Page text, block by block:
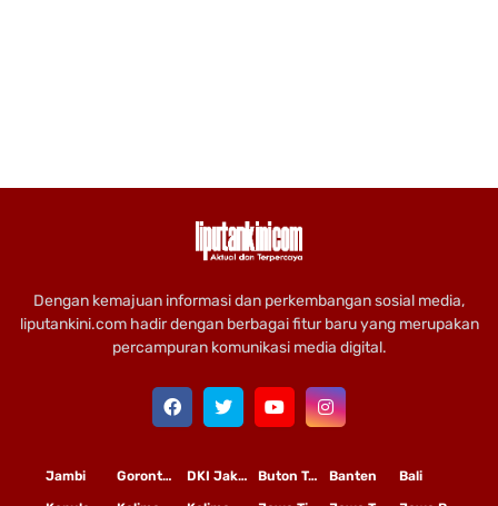
Dengan kemajuan informasi dan perkembangan sosial media,
liputankini.com hadir dengan berbagai fitur baru yang merupakan
percampuran komunikasi media digital.
Bali
Banten
Buton Tengah
DKI Jakarta
Gorontalo
Jambi